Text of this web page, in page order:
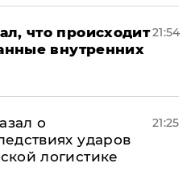
что происходит
внутренних
21:54
о
ударов
логистике
21:25